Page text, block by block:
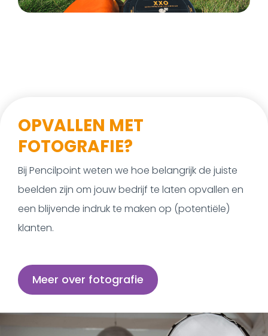
OPVALLEN MET
FOTOGRAFIE?
Bij Pencilpoint weten we hoe belangrijk de juiste
beelden zijn om jouw bedrijf te laten opvallen en
een blijvende indruk te maken op (potentiële)
klanten.
Meer over fotografie